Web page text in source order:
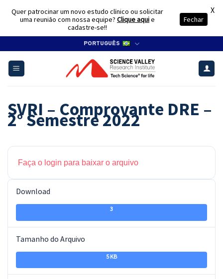
content
PORTUGUÊS
SVRI – Comprovante DRE –
2° Semestre 2022
Faça o login para baixar o arquivo
Download
3
Tamanho do Arquivo
5 KB
Quer patrocinar um novo estudo clínico ou solicitar
uma reunião com nossa equipe? Clique aquie
cadastre-se!!
Fechar
X